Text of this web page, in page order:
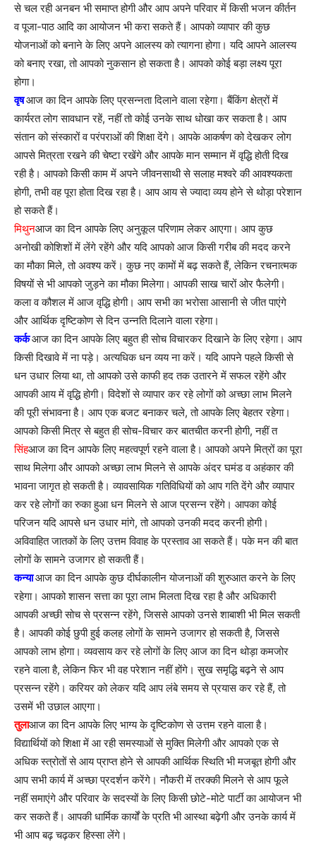
से चल रही अनबन भी समाप्त होगी और आप अपने परिवार में किसी भजन कीर्तन
व पूजा-पाठ आदि का आयोजन भी करा सकते हैं। आपको व्यापार की कुछ
योजनाओं को बनाने के लिए अपने आलस्य को त्यागना होगा। यदि आपने आलस्य
को बनाए रखा, तो आपको नुकसान हो सकता है। आपको कोई बड़ा लक्ष्य पूरा
होगा।
वृषआज का दिन आपके लिए प्रसन्नता दिलाने वाला रहेगा। बैंकिंग क्षेत्रों में
कार्यरत लोग सावधान रहें, नहीं तो कोई उनके साथ धोखा कर सकता है। आप
संतान को संस्कारों व परंपराओं की शिक्षा देंगे। आपके आकर्षण को देखकर लोग
आपसे मित्रता रखने की चेष्टा रखेंगे और आपके मान सम्मान में वृद्धि होती दिख
रही है। आपको किसी काम में अपने जीवनसाथी से सलाह मश्वरे की आवश्यकता
होगी, तभी वह पूरा होता दिख रहा है। आप आय से ज्यादा व्यय होने से थोड़ा परेशान
हो सकते हैं।
मिथुनआज का दिन आपके लिए अनुकूल परिणाम लेकर आएगा। आप कुछ
अनोखी कोशिशों में लेंगे रहेंगे और यदि आपको आज किसी गरीब की मदद करने
का मौका मिले, तो अवश्य करें। कुछ नए कामों में बढ़ सकते हैं, लेकिन रचनात्मक
विषयों से भी आपको जुड़ने का मौका मिलेगा। आपकी साख चारों ओर फैलेगी।
कला व कौशल में आज वृद्धि होगी। आप सभी का भरोसा आसानी से जीत पाएंगे
और आर्थिक दृष्टिकोण से दिन उन्नति दिलाने वाला रहेगा।
कर्कआज का दिन आपके लिए बहुत ही सोच विचारकर दिखाने के लिए रहेगा। आप
किसी दिखावे में ना पड़े। अत्यधिक धन व्यय ना करें। यदि आपने पहले किसी से
धन उधार लिया था, तो आपको उसे काफी हद तक उतारने में सफल रहेंगे और
आपकी आय में वृद्धि होगी। विदेशों से व्यापार कर रहे लोगों को अच्छा लाभ मिलने
की पूरी संभावना है। आप एक बजट बनाकर चले, तो आपके लिए बेहतर रहेगा।
आपको किसी मित्र से बहुत ही सोच-विचार कर बातचीत करनी होगी, नहीं त
सिंहआज का दिन आपके लिए महत्वपूर्ण रहने वाला है। आपको अपने मित्रों का पूरा
साथ मिलेगा और आपको अच्छा लाभ मिलने से आपके अंदर घमंड व अहंकार की
भावना जागृत हो सकती है। व्यावसायिक गतिविधियों को आप गति देंगे और व्यापार
कर रहे लोगों का रुका हुआ धन मिलने से आज प्रसन्न रहेंगे। आपका कोई
परिजन यदि आपसे धन उधार मांगे, तो आपको उनकी मदद करनी होगी।
अविवाहित जातकों के लिए उत्तम विवाह के प्रस्ताव आ सकते हैं। पके मन की बात
लोगों के सामने उजागर हो सकती हैं।
कन्याआज का दिन आपके कुछ दीर्घकालीन योजनाओं की शुरुआत करने के लिए
रहेगा। आपको शासन सत्ता का पूरा लाभ मिलता दिख रहा है और अधिकारी
आपकी अच्छी सोच से प्रसन्न रहेंगे, जिससे आपको उनसे शाबाशी भी मिल सकती
है। आपकी कोई छुपी हुई कलह लोगों के सामने उजागर हो सकती है, जिससे
आपको लाभ होगा। व्यवसाय कर रहे लोगों के लिए आज का दिन थोड़ा कमजोर
रहने वाला है, लेकिन फिर भी वह परेशान नहीं होंगे। सुख समृद्धि बढ़ने से आप
प्रसन्न रहेंगे। करियर को लेकर यदि आप लंबे समय से प्रयास कर रहे हैं, तो
उसमें भी उछाल आएगा।
तुलाआज का दिन आपके लिए भाग्य के दृष्टिकोण से उत्तम रहने वाला है।
विद्यार्थियों को शिक्षा में आ रही समस्याओं से मुक्ति मिलेगी और आपको एक से
अधिक स्त्रोतों से आय प्राप्त होने से आपकी आर्थिक स्थिति भी मजबूत होगी और
आप सभी कार्य में अच्छा प्रदर्शन करेंगे। नौकरी में तरक्की मिलने से आप फूले
नहीं समाएंगे और परिवार के सदस्यों के लिए किसी छोटे-मोटे पार्टी का आयोजन भी
कर सकते हैं। आपकी धार्मिक कार्यों के प्रति भी आस्था बढ़ेगी और उनके कार्य में
भी आप बढ़ चढ़कर हिस्सा लेंगे।